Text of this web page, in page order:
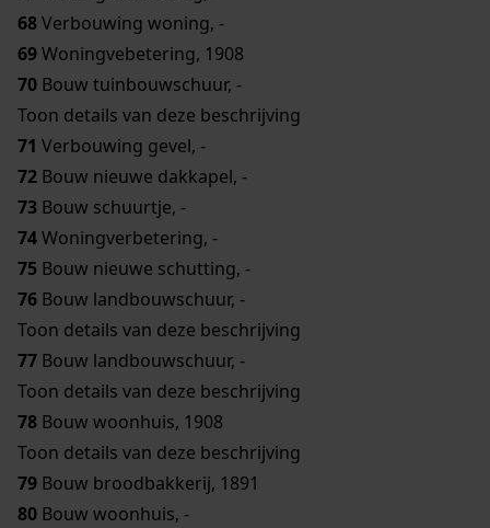
68Verbouwing woning, -
69Woningvebetering, 1908
70 Bouw tuinbouwschuur, -
Toon details van deze beschrijving
71 Verbouwing gevel, -
72 Bouw nieuwe dakkapel, -
73 Bouw schuurtje, -
74Woningverbetering, -
75 Bouw nieuwe schutting, -
76 Bouw landbouwschuur, -
Toon details van deze beschrijving
77 Bouw landbouwschuur, -
Toon details van deze beschrijving
78 Bouw woonhuis, 1908
Toon details van deze beschrijving
79 Bouw broodbakkerij, 1891
80 Bouw woonhuis, -